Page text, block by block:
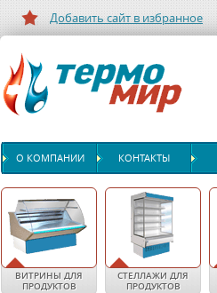
Добавить сайт в избранное
О КОМПАНИИ КОНТАКТЫ
ВИТРИНЫ ДЛЯ
ПРОДУКТОВ
СТЕЛЛАЖИ ДЛЯ
ПРОДУКТОВ